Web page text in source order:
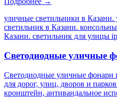
уличные светильники в
светильник в Казани.
Казани. светильник для улицы
Светодиодные уличные
Светодиодные уличные фонари
для дорог, улиц, дворов и
кронштейн, антивандальное